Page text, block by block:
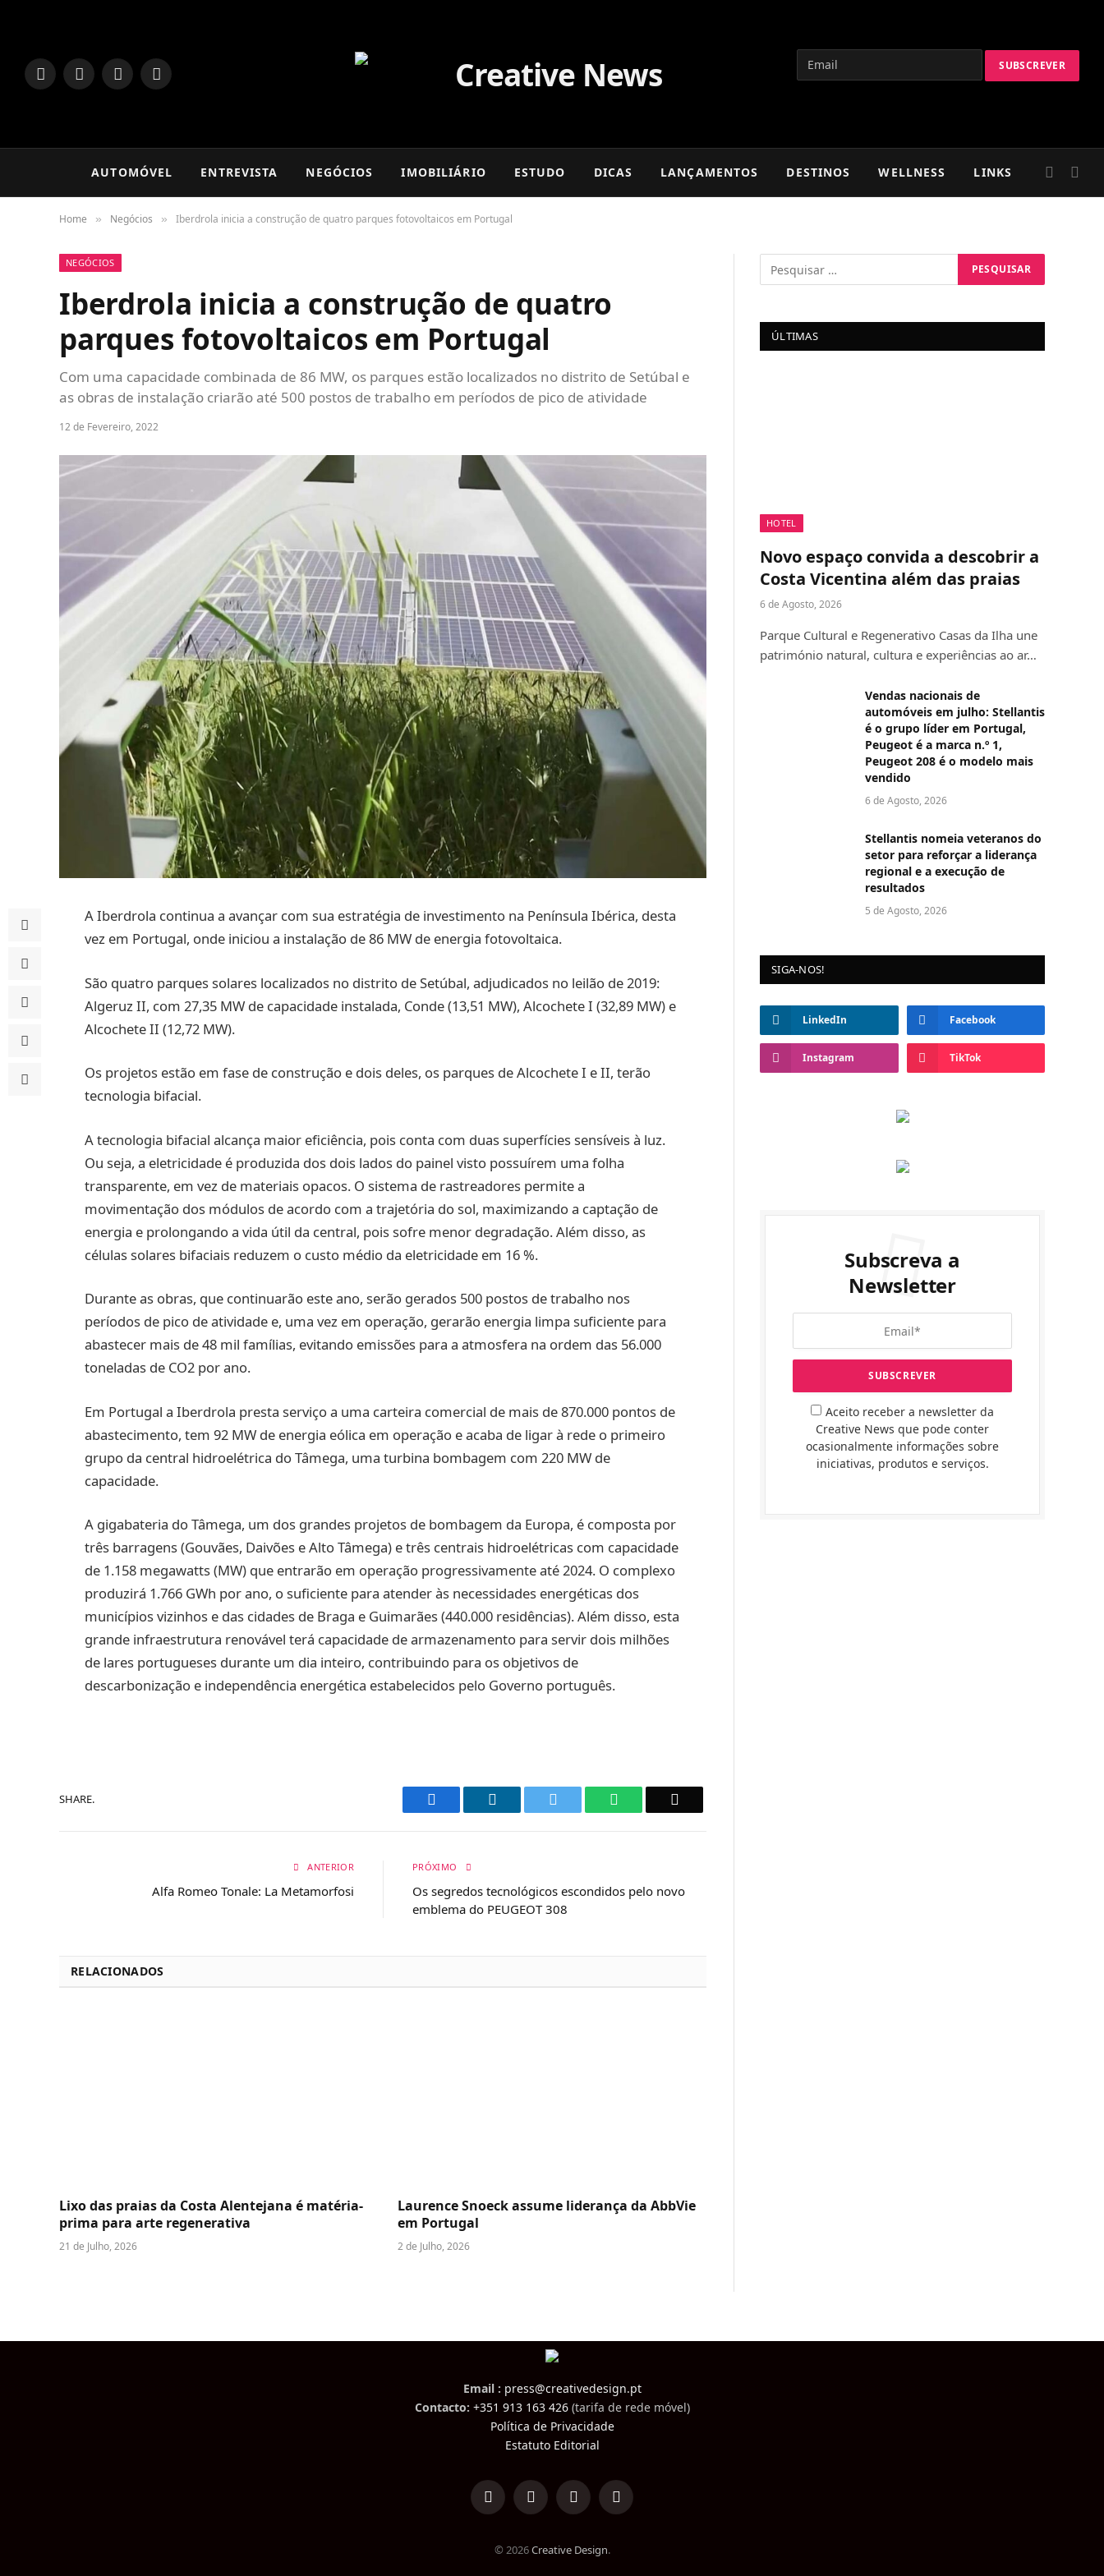
LinkedInFacebookInstagram
TikTok
AUTOMÓVEL ENTREVISTA NEGÓCIOS IMOBILIÁRIO ESTUDO DICAS LANÇAMENTOS DESTINOS WELLNESS LINKS
Home » Negócios » Iberdrola inicia a construção de quatro parques fotovoltaicos em Portugal
NEGÓCIOS
Iberdrola inicia a construção de quatro
parques fotovoltaicos em Portugal
Com uma capacidade combinada de 86 MW, os parques estão localizados no distrito de Setúbal e
as obras de instalação criarão até 500 postos de trabalho em períodos de pico de atividade
12 de Fevereiro, 2022
A Iberdrola continua a avançar com sua estratégia de investimento na Península Ibérica, desta
vez em Portugal, onde iniciou a instalação de 86 MW de energia fotovoltaica.
São quatro parques solares localizados no distrito de Setúbal, adjudicados no leilão de 2019:
Algeruz II, com 27,35 MW de capacidade instalada, Conde (13,51 MW), Alcochete I (32,89 MW) e
Alcochete II (12,72 MW).
Os projetos estão em fase de construção e dois deles, os parques de Alcochete I e II, terão
tecnologia bifacial.
A tecnologia bifacial alcança maior eficiência, pois conta com duas superfícies sensíveis à luz.
Ou seja, a eletricidade é produzida dos dois lados do painel visto possuírem uma folha
transparente, em vez de materiais opacos. O sistema de rastreadores permite a
movimentação dos módulos de acordo com a trajetória do sol, maximizando a captação de
energia e prolongando a vida útil da central, pois sofre menor degradação. Além disso, as
células solares bifaciais reduzem o custo médio da eletricidade em 16 %.
Durante as obras, que continuarão este ano, serão gerados 500 postos de trabalho nos
períodos de pico de atividade e, uma vez em operação, gerarão energia limpa suficiente para
abastecer mais de 48 mil famílias, evitando emissões para a atmosfera na ordem das 56.000
toneladas de CO2 por ano.
Em Portugal a Iberdrola presta serviço a uma carteira comercial de mais de 870.000 pontos de
abastecimento, tem 92 MW de energia eólica em operação e acaba de ligar à rede o primeiro
grupo da central hidroelétrica do Tâmega, uma turbina bombagem com 220 MW de
capacidade.
A gigabateria do Tâmega, um dos grandes projetos de bombagem da Europa, é composta por
três barragens (Gouvães, Daivões e Alto Tâmega) e três centrais hidroelétricas com capacidade
de 1.158 megawatts (MW) que entrarão em operação progressivamente até 2024. O complexo
produzirá 1.766 GWh por ano, o suficiente para atender às necessidades energéticas dos
municípios vizinhos e das cidades de Braga e Guimarães (440.000 residências). Além disso, esta
grande infraestrutura renovável terá capacidade de armazenamento para servir dois milhões
de lares portugueses durante um dia inteiro, contribuindo para os objetivos de
descarbonização e independência energética estabelecidos pelo Governo português.
SHARE. Facebook LinkedIn WhatsApp
ANTERIOR
Alfa Romeo Tonale: La Metamorfosi
PRÓXIMO
Os segredos tecnológicos escondidos pelo novo
emblema do PEUGEOT 308
RELACIONADOS
Lixo das praias da Costa Alentejana é matéria-
prima para arte regenerativa
21 de Julho, 2026
Laurence Snoeck assume liderança da AbbVie
em Portugal
2 de Julho, 2026
ÚLTIMAS
HOTEL
Novo espaço convida a descobrir a
Costa Vicentina além das praias
6 de Agosto, 2026
Parque Cultural e Regenerativo Casas da Ilha une
património natural, cultura e experiências ao ar…
Vendas nacionais de
automóveis em julho: Stellantis
é o grupo líder em Portugal,
Peugeot é a marca n.º 1,
Peugeot 208 é o modelo mais
vendido
6 de Agosto, 2026
Stellantis nomeia veteranos do
setor para reforçar a liderança
regional e a execução de
resultados
5 de Agosto, 2026
SIGA-NOS!
LinkedIn Facebook
Instagram TikTok
Subscreva a
Newsletter
Aceito receber a newsletter da
Creative News que pode conter
ocasionalmente informações sobre
iniciativas, produtos e serviços.
Email : press@creativedesign.pt
Contacto: +351 913 163 426(tarifa de rede móvel)
Política de Privacidade
Estatuto Editorial
LinkedInFacebookInstagramTikTok
© 2026Creative Design.